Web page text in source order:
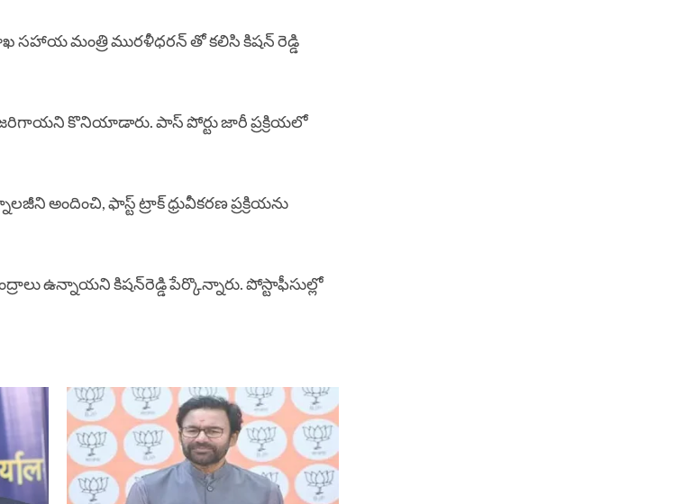
సహాయ మంత్రి మురళీధరన్ తో కలిసి కిషన్ రెడ్డి
జరిగాయని కొనియాడారు. పాస్ పోర్టు జారీ ప్రక్రియలో
అందించి, ఫాస్ట్ ట్రాక్ ధ్రువీకరణ ప్రక్రియను
ఉన్నాయని కిషన్​రెడ్డి పేర్కొన్నారు. పోస్టాఫీసుల్లో